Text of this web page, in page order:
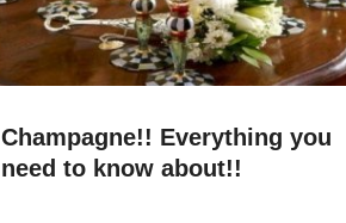
Champagne!! Everything you
need to know about!!